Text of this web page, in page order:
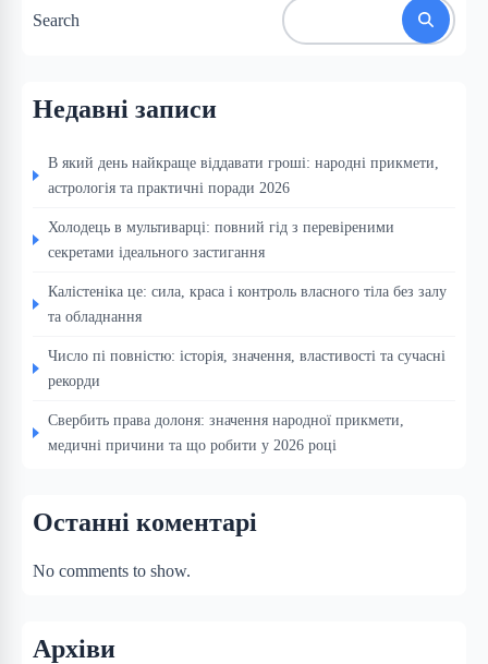
Search
Недавні записи
В який день найкраще віддавати гроші: народні прикмети,
астрологія та практичні поради 2026
Холодець в мультиварці: повний гід з перевіреними
секретами ідеального застигання
Калістеніка це: сила, краса і контроль власного тіла без залу
та обладнання
Число пі повністю: історія, значення, властивості та сучасні
рекорди
Свербить права долоня: значення народної прикмети,
медичні причини та що робити у 2026 році
Останні коментарі
No comments to show.
Архіви